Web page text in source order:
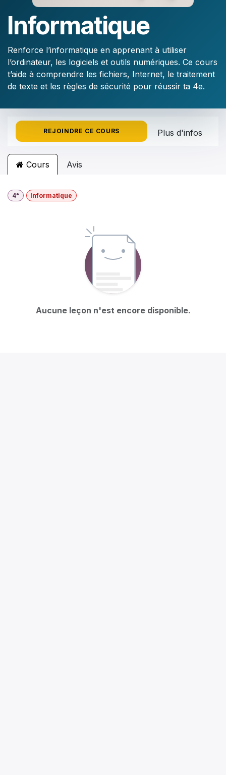
Informatique
Renforce l’informatique en apprenant à utiliser
l’ordinateur, les logiciels et outils numériques. Ce cours
t’aide à comprendre les fichiers, Internet, le traitement
de texte et les règles de sécurité pour réussir ta 4e.
REJOINDRE CE COURS Plus d'infos
Cours Avis
4ᵉ Informatique
Aucune leçon n'est encore disponible.